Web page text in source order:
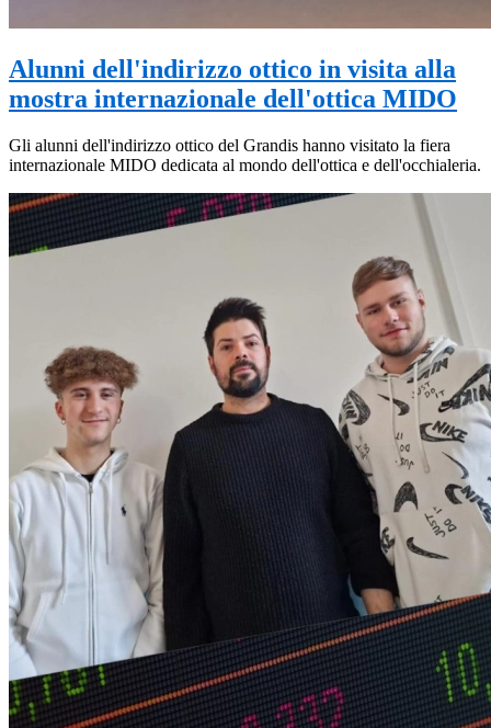
Alunni dell'indirizzo ottico in visita alla
mostra internazionale dell'ottica MIDO
Gli alunni dell'indirizzo ottico del Grandis hanno visitato la fiera
internazionale MIDO dedicata al mondo dell'ottica e dell'occhialeria.